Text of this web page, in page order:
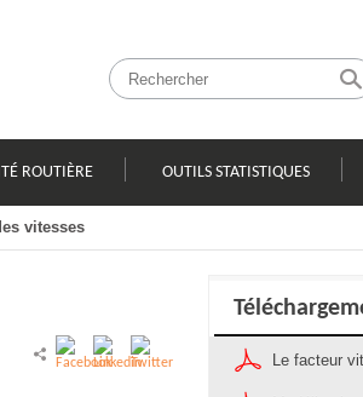
ROUTIÈRE OUTILS STATISTIQUES
vitesses
Le facteur